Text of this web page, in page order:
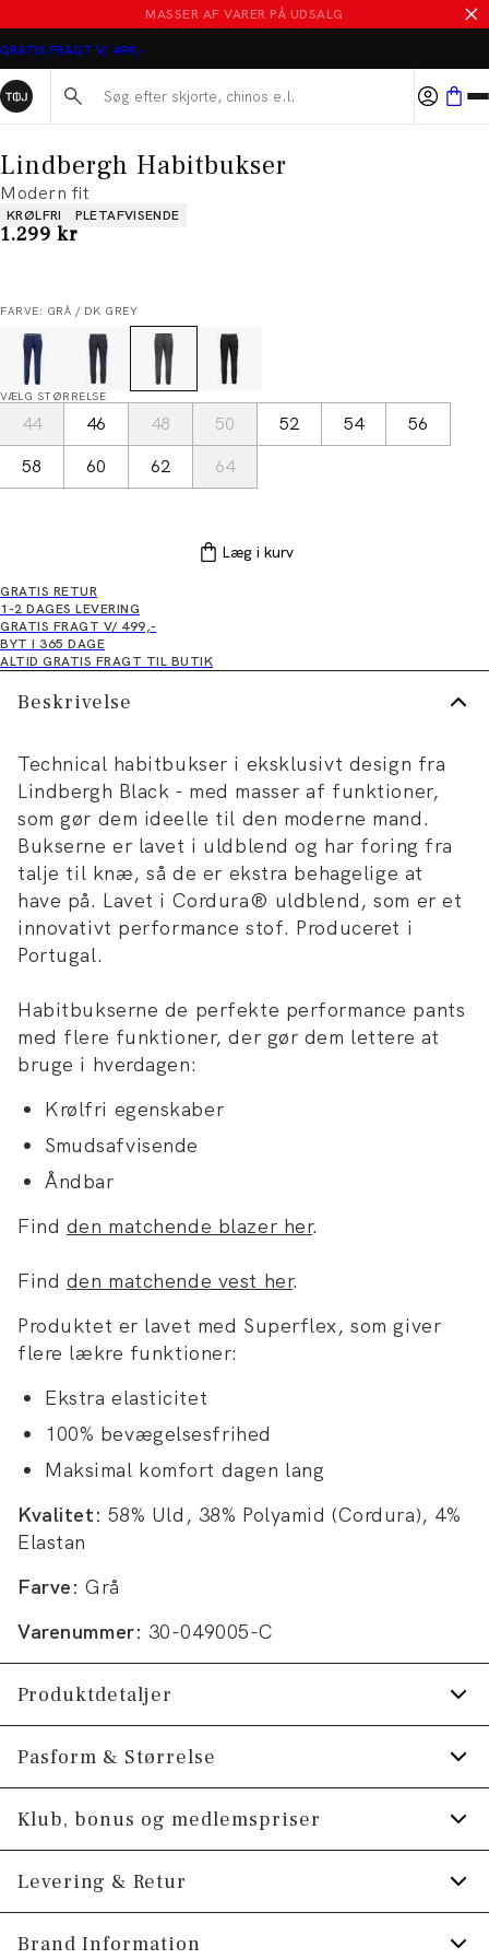
MASSER AF VARER PÅ UDSALG
GRATIS FRAGT V/ 499,-
Søg her...
Lindbergh Habitbukser
Modern fit
Produkt egenskaber
KRØLFRI PLETAFVISENDE
I alt (inkl. rabat)
1.299 kr
FARVE: GRÅ / DK GREY
VÆLG STØRRELSE
44 46 48 50 52 54
56
58
60 62 64
Læg i kurv
GRATIS RETUR
1-2 DAGES LEVERING
GRATIS FRAGT V/ 499,-
BYT I 365 DAGE
ALTID GRATIS FRAGT TIL BUTIK
Beskrivelse
Technical habitbukser i eksklusivt design fra
Lindbergh Black - med masser af funktioner,
som gør dem ideelle til den moderne mand.
Bukserne er lavet i uldblend og har foring fra
talje til knæ, så de er ekstra behagelige at
have på. Lavet i Cordura® uldblend, som er et
innovativt performance stof. Produceret i
Portugal.
Habitbukserne de perfekte performance pants
med flere funktioner, der gør dem lettere at
bruge i hverdagen:
Krølfri egenskaber
Smudsafvisende
Åndbar
Find den matchende blazer her.
Find den matchende vest her.
Produktet er lavet med Superflex, som giver
flere lækre funktioner:
Ekstra elasticitet
100% bevægelsesfrihed
Maksimal komfort dagen lang
Kvalitet: 58% Uld, 38% Polyamid (Cordura), 4%
Elastan
Farve: Grå
Varenummer: 30-049005-C
Produktdetaljer
Krølfri overflade.
Pletfri.
Technical habitbukser med masser af
funktioner.
100% bevægelsesfrihed.
Pasform & Størrelse
Fit:Modern fit
bevægelsesfrihed
Model:Modellen er 186 centimeter høj, og er
Klub, bonus og medlemspriser
Tilmeld dig Klub Tøjeksperten helt gratis.
Spar 10% på din første ordre *
Levering & Retur
1-2 hverdage.
Brand Information